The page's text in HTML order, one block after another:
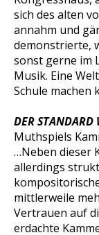
sich des alten
annahm und
demonstrierte,
sonst gerne im
Musik. Eine
Schule machen
DER
Muthspiels
…Neben dieser
allerdings
mittlerweile
Vertrauen auf
erdachte